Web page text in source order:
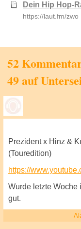
Dein Hip Hop-
https://laut.fm/zwo
52
49 auf
Prezident x Hinz &
(Touredition)
https://
Wurde letzte Woche
gut.